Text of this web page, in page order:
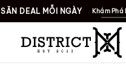
SĂN DEAL MỖI NGÀY Khám Phá